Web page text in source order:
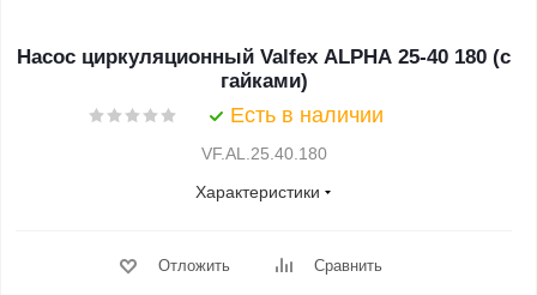
Насос циркуляционный Valfex ALPHA 25-40 180 (с
гайками)
Есть в наличии
VF.AL.25.40.180
Характеристики
Отложить Сравнить